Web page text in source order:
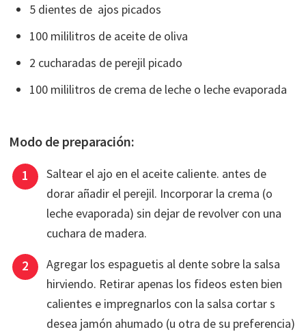
5 dientes de ajos picados
100 mililitros de aceite de oliva
2 cucharadas de perejil picado
100 mililitros de crema de leche o leche evaporada
Modo de preparación:
Saltear el ajo en el aceite caliente. antes de
dorar añadir el perejil. Incorporar la crema (o
leche evaporada) sin dejar de revolver con una
cuchara de madera.
Agregar los espaguetis al dente sobre la salsa
hirviendo. Retirar apenas los fideos esten bien
calientes e impregnarlos con la salsa cortar s
desea jamón ahumado (u otra de su preferencia)